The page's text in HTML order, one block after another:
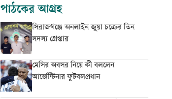
পাঠকের আগ্রহ
সিরাজগঞ্জে অনলাইন জুয়া চক্রের তিন
সদস্য গ্রেপ্তার
মেসির অবসর নিয়ে কী বললেন
আর্জেন্টিনার ফুটবলপ্রধান